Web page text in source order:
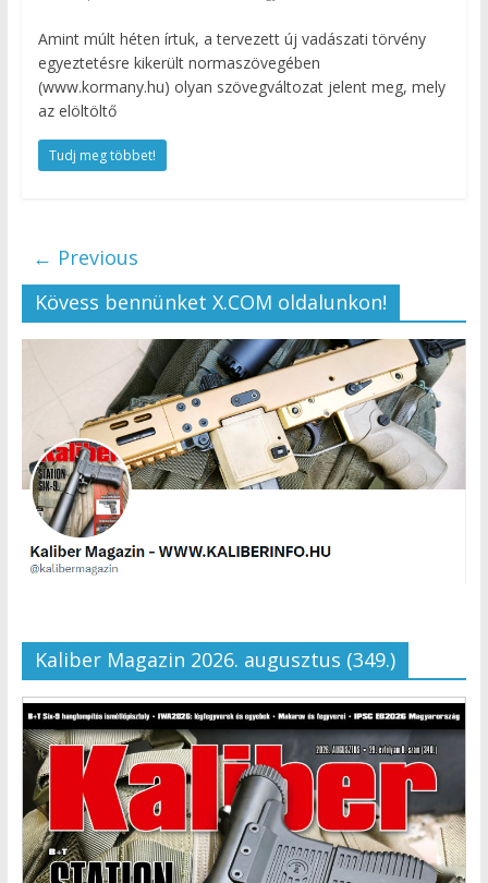
Amint múlt héten írtuk, a tervezett új vadászati törvény
egyeztetésre kikerült normaszövegében
(www.kormany.hu) olyan szövegváltozat jelent meg, mely
az elöltöltő
Tudj meg többet!
← Previous
Kövess bennünket X.COM oldalunkon!
Kaliber Magazin 2026. augusztus (349.)